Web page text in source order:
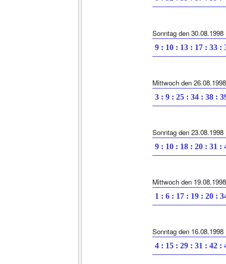
Sonntag den 30.08.1998
9 : 10 : 13 : 17 : 33 :
Mittwoch den 26.08.1998
3 : 9 : 25 : 34 : 38 :
Sonntag den 23.08.1998
9 : 10 : 18 : 20 : 31 :
Mittwoch den 19.08.1998
1 : 6 : 17 : 19 : 20 :
Sonntag den 16.08.1998
4 : 15 : 29 : 31 : 42 :